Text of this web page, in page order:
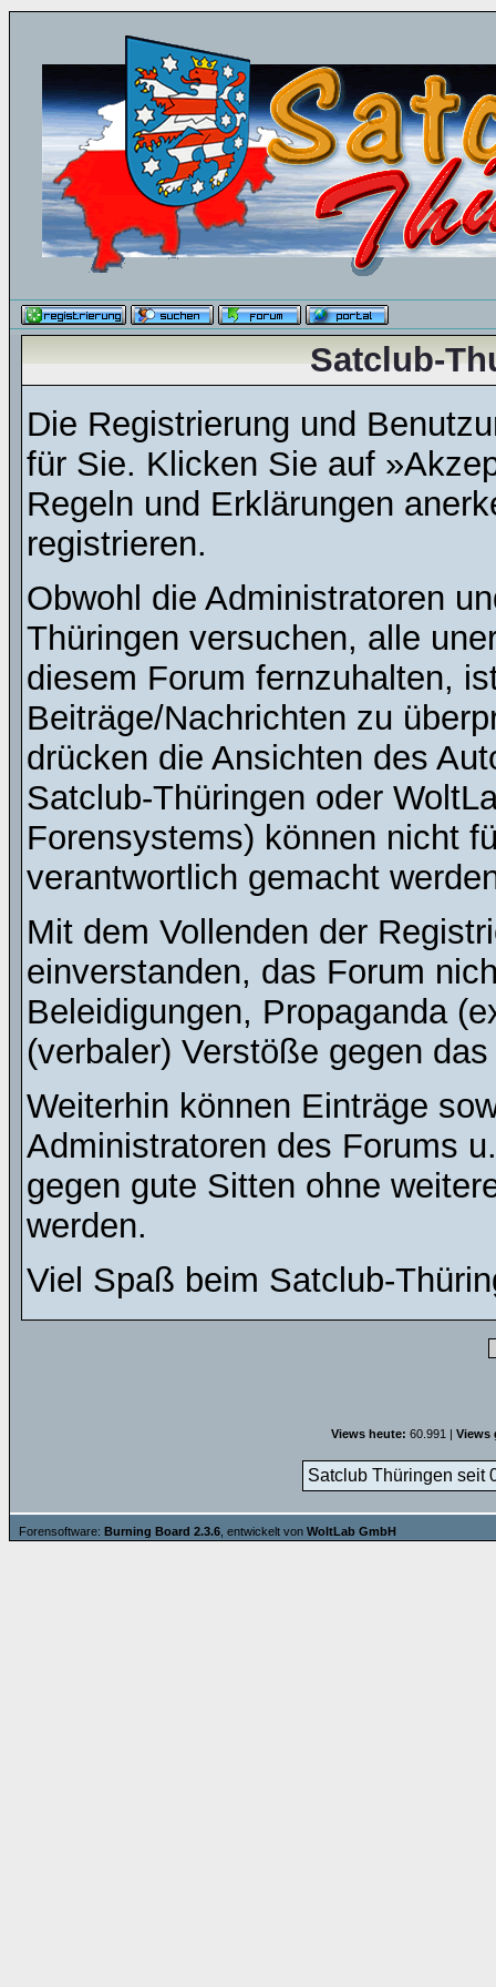
Satclub-
Die Registrierung und
für Sie. Klicken Sie auf
Regeln und Erklärungen
registrieren.
Obwohl die Administratoren
Thüringen versuchen, alle
diesem Forum fernzuhalten,
Beiträge/Nachrichten zu
drücken die Ansichten des
Satclub-Thüringen oder
Forensystems) können nicht
verantwortlich gemacht
Mit dem Vollenden der
einverstanden, das Forum
Beleidigungen, Propaganda
(verbaler) Verstöße gegen
Weiterhin können Einträge
Administratoren des Forums
gegen gute Sitten ohne
werden.
Viel Spaß beim Satclub-
Views heute: 60.991 | Views
Satclub Thüringen seit
Forensoftware: Burning Board 2.3.6 , entwickelt von WoltLab GmbH